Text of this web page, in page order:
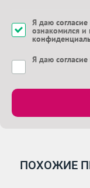
Я даю
ознакомился
Я даю
ПОХОЖИЕ